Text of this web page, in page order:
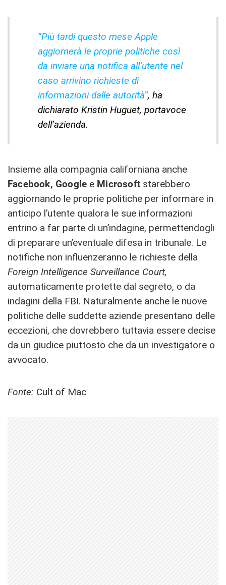
“Più tardi questo mese Apple
aggiornerà le proprie politiche così
da inviare una notifica all’utente nel
caso arrivino richieste di
informazioni dalle autorità”, ha
dichiarato Kristin Huguet, portavoce
dell’azienda.
Insieme alla compagnia californiana anche
Facebook, Google e Microsoft starebbero
aggiornando le proprie politiche per informare in
anticipo l’utente qualora le sue informazioni
entrino a far parte di un’indagine, permettendogli
di preparare un’eventuale difesa in tribunale. Le
notifiche non influenzeranno le richieste della
Foreign Intelligence Surveillance Court,
automaticamente protette dal segreto, o da
indagini della FBI. Naturalmente anche le nuove
politiche delle suddette aziende presentano delle
eccezioni, che dovrebbero tuttavia essere decise
da un giudice piuttosto che da un investigatore o
avvocato.
Fonte: Cult of Mac